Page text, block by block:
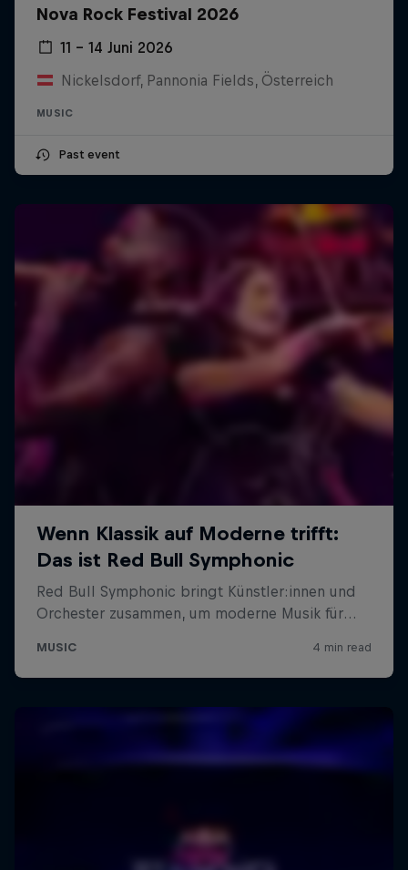
Nova Rock Festival 2026
11 – 14 Juni 2026
Nickelsdorf, Pannonia Fields, Österreich
MUSIC
Past event